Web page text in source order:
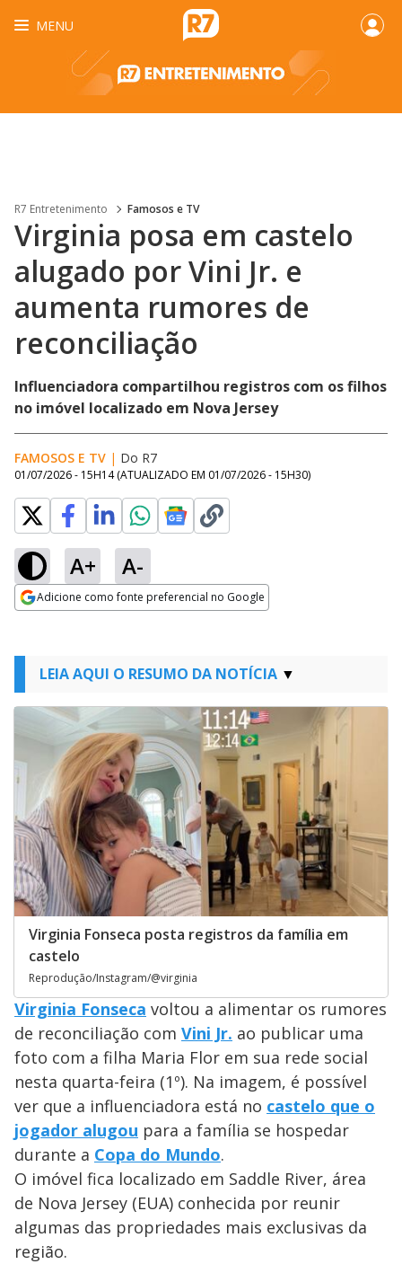
MENU
R7 Entretenimento Famosos e TV
Virginia posa em castelo
alugado por Vini Jr. e
aumenta rumores de
reconciliação
Influenciadora compartilhou registros com os filhos
no imóvel localizado em Nova Jersey
FAMOSOS E TV | Do R7
01/07/2026 - 15H14 (ATUALIZADO EM 01/07/2026 - 15H30)
A+ A-
Adicione como fonte preferencial no Google
LEIA AQUI O RESUMO DA NOTÍCIA
Virginia Fonseca posta registros da família em
castelo
Reprodução/Instagram/@virginia
Virginia Fonseca voltou a alimentar os rumores
de reconciliação com Vini Jr. ao publicar uma
foto com a filha Maria Flor em sua rede social
nesta quarta-feira (1º). Na imagem, é possível
ver que a influenciadora está no castelo que o
jogador alugou para a família se hospedar
durante a Copa do Mundo.
O imóvel fica localizado em Saddle River, área
de Nova Jersey (EUA) conhecida por reunir
algumas das propriedades mais exclusivas da
região.